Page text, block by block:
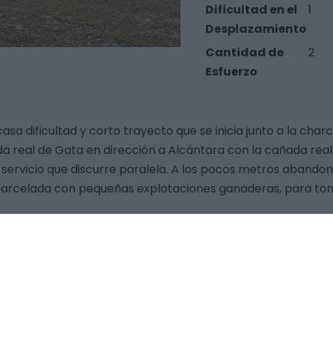
Dificultad en el
Desplazamiento
1
Cantidad de
Esfuerzo
2
dificultad y corto trayecto que se inicia junto a la
real de Gata en dirección a Alcántara con la cañada
que discurre paralela. A los pocos metros
con pequeñas explotaciones ganaderas, para